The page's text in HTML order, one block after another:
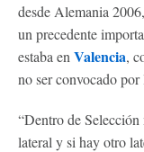
desde Alemania
un precedente
estaba en Valencia,
no ser convocado
“Dentro de
lateral y si hay otro